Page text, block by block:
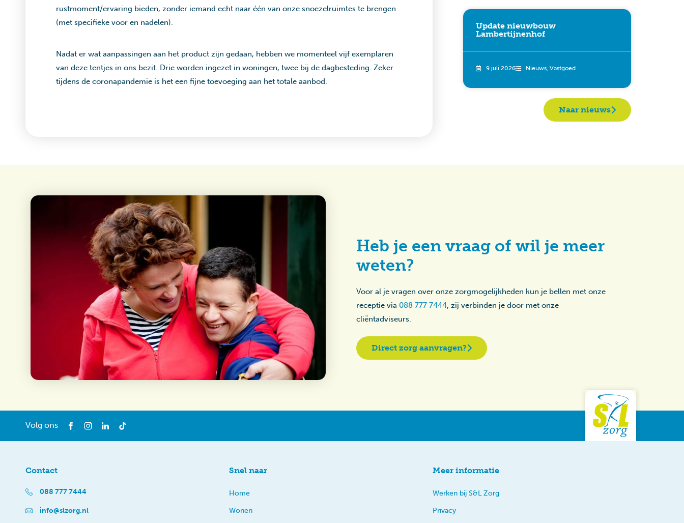
rustmoment/ervaring bieden, zonder iemand echt naar één van onze snoezelruimtes te brengen
(met specifieke voor en nadelen).
Nadat er wat aanpassingen aan het product zijn gedaan, hebben we momenteel vijf exemplaren
van deze tentjes in ons bezit. Drie worden ingezet in woningen, twee bij de dagbesteding. Zeker
tijdens de coronapandemie is het een fijne toevoeging aan het totale aanbod.
Update nieuwbouw
Lambertijnenhof
9 juli 2026 Nieuws, Vastgoed
Naar nieuws
Heb je een vraag of wil je meer
weten?
Voor al je vragen over onze zorgmogelijkheden kun je bellen met onze
receptie via 088 777 7444, zij verbinden je door met onze
cliëntadviseurs.
Direct zorg aanvragen?
Volg ons
Contact
088 777 7444
info@slzorg.nl
Snel naar
Home
Wonen
Meer informatie
Werken bij S&L Zorg
Privacy